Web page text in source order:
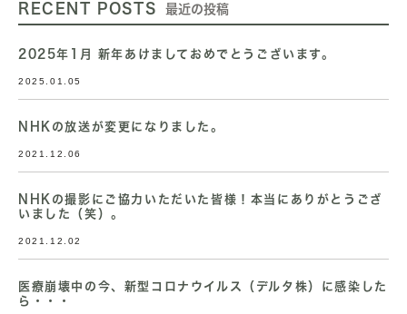
RECENT POSTS 最近の投稿
2025年1月 新年あけましておめでとうございます。
2025.01.05
NHKの放送が変更になりました。
2021.12.06
NHKの撮影にご協力いただいた皆様！本当にありがとうござ
いました（笑）。
2021.12.02
医療崩壊中の今、新型コロナウイルス（デルタ株）に感染した
ら・・・